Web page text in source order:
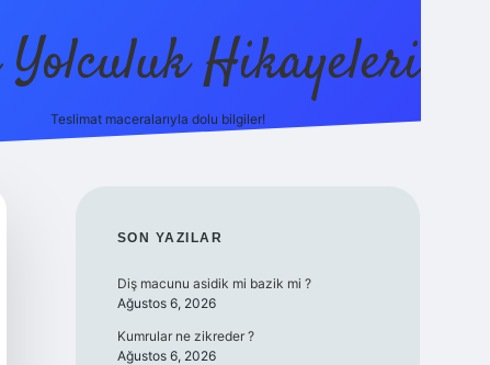
Yolculuk Hikayeleri
Teslimat maceralarıyla dolu bilgiler!
SIDEBAR
SON YAZILAR
Diş macunu asidik mi bazik mi ?
Ağustos 6, 2026
Kumrular ne zikreder ?
Ağustos 6, 2026